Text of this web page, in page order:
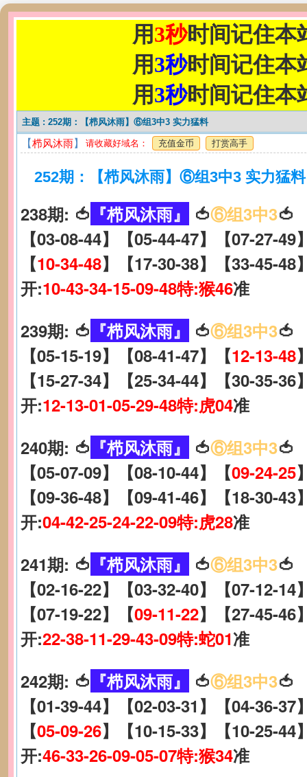
用3秒时间记住本
用3秒时间记住本
用3秒时间记住本
主题 : 252期：【栉风沐雨】⑥组3中3 实力猛料
【栉风沐雨】 请收藏好域名： 充值金币 打赏高手
252期：【栉风沐雨】⑥组3中3 实力猛料
238期: 🍅 『栉风沐雨』 🍅⑥组3中3🍅
【03-08-44】【05-44-47】【07-27-49
【10-34-48】【17-30-38】【33-45-48
开:10-43-34-15-09-48特:猴46准
239期: 🍅 『栉风沐雨』 🍅⑥组3中3🍅
【05-15-19】【08-41-47】【12-13-48
【15-27-34】【25-34-44】【30-35-36
开:12-13-01-05-29-48特:虎04准
240期: 🍅 『栉风沐雨』 🍅⑥组3中3🍅
【05-07-09】【08-10-44】【09-24-25
【09-36-48】【09-41-46】【18-30-43
开:04-42-25-24-22-09特:虎28准
241期: 🍅 『栉风沐雨』 🍅⑥组3中3🍅
【02-16-22】【03-32-40】【07-12-14
【07-19-22】【09-11-22】【27-45-46
开:22-38-11-29-43-09特:蛇01准
242期: 🍅 『栉风沐雨』 🍅⑥组3中3🍅
【01-39-44】【02-03-31】【04-36-37
【05-09-26】【10-15-33】【10-25-44
开:46-33-26-09-05-07特:猴34准